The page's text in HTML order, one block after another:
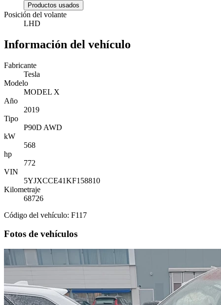
Productos usados
Posición del volante
LHD
Información del vehículo
Fabricante
Tesla
Modelo
MODEL X
Año
2019
Tipo
P90D AWD
kW
568
hp
772
VIN
5YJXCCE41KF158810
Kilometraje
68726
Código del vehículo: F117
Fotos de vehículos